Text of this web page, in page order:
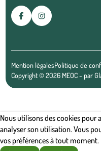
Mention légalesPolitique de
Copyright © 2026 MEOC - par
Nous utilisons des cookies
analyser son utilisation. Vous
vos préférences à tout moment.